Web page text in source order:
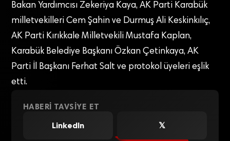
Bakan Yardımcısı Zekeriya Kaya, AK Parti Karabük
milletvekilleri Cem Şahin ve Durmuş Ali Keskinkılıç,
AK Parti Kırıkkale Milletvekili Mustafa Kaplan,
Karabük Belediye Başkanı Özkan Çetinkaya, AK
Parti İl Başkanı Ferhat Salt ve protokol üyeleri eşlik
etti.
HABERI TAVSIYE ET
LinkedIn
𝕏